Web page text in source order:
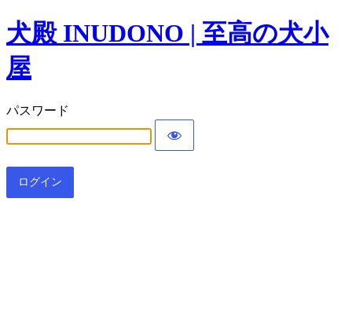
犬殿 INUDONO | 至高の犬小
屋
パスワード